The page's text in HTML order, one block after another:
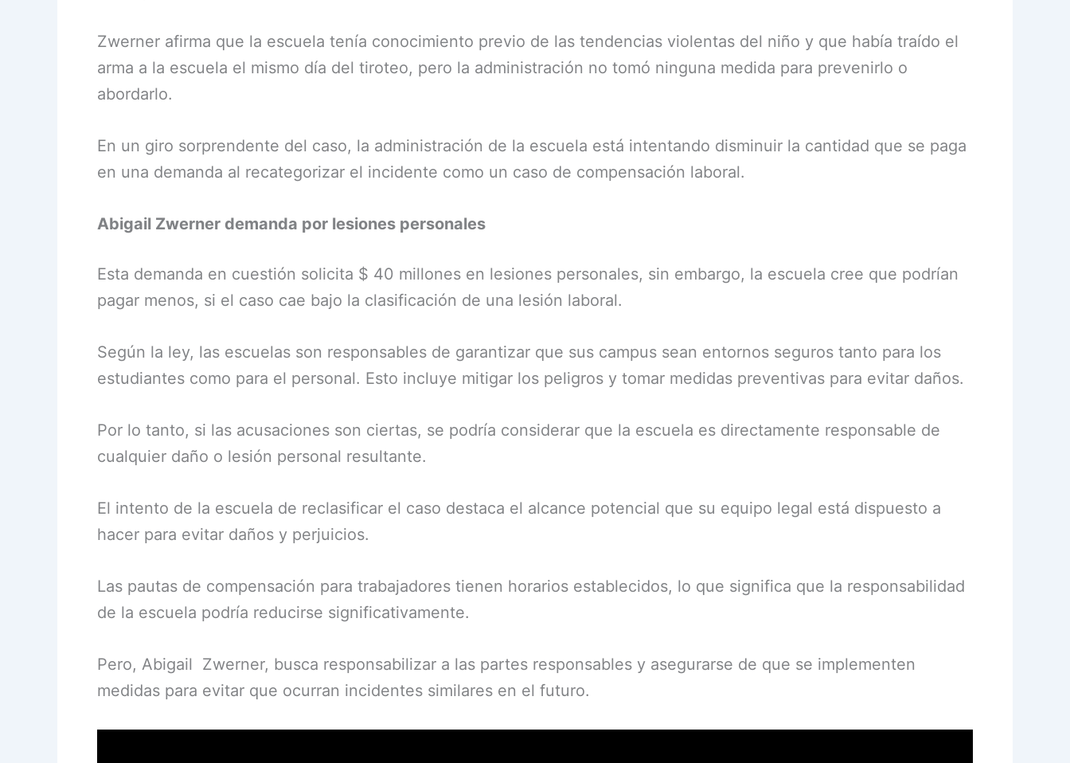
Zwerner afirma que la escuela tenía conocimiento previo de las tendencias violentas del niño y que había traído el
arma a la escuela el mismo día del tiroteo, pero la administración no tomó ninguna medida para prevenirlo o
abordarlo.
En un giro sorprendente del caso, la administración de la escuela está intentando disminuir la cantidad que se paga
en una demanda al recategorizar el incidente como un caso de compensación laboral.
Abigail Zwerner demanda por lesiones personales
Esta demanda en cuestión solicita $ 40 millones en lesiones personales, sin embargo, la escuela cree que podrían
pagar menos, si el caso cae bajo la clasificación de una lesión laboral.
Según la ley, las escuelas son responsables de garantizar que sus campus sean entornos seguros tanto para los
estudiantes como para el personal. Esto incluye mitigar los peligros y tomar medidas preventivas para evitar daños.
Por lo tanto, si las acusaciones son ciertas, se podría considerar que la escuela es directamente responsable de
cualquier daño o lesión personal resultante.
El intento de la escuela de reclasificar el caso destaca el alcance potencial que su equipo legal está dispuesto a
hacer para evitar daños y perjuicios.
Las pautas de compensación para trabajadores tienen horarios establecidos, lo que significa que la responsabilidad
de la escuela podría reducirse significativamente.
Pero, Abigail Zwerner, busca responsabilizar a las partes responsables y asegurarse de que se implementen
medidas para evitar que ocurran incidentes similares en el futuro.